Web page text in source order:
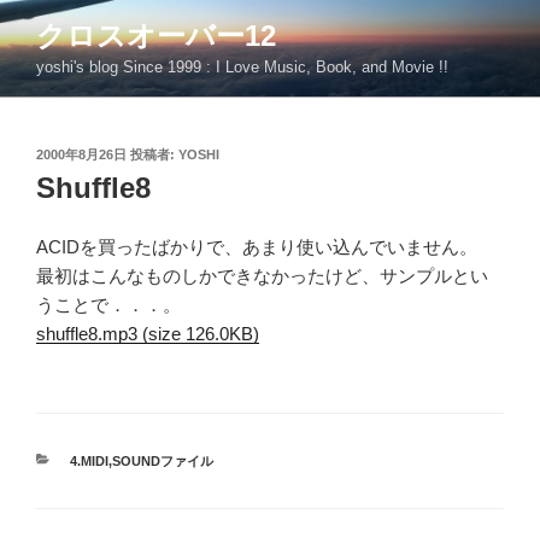
コ
ン
テ
ン
クロスオーバー12
yoshi's blog Since 1999 : I Love Music, Book, and Movie !!
投
稿
日:
2000年8月26日 投稿者: YOSHI
Shuffle8
ACIDを買ったばかりで、あまり使い込んでいません。
最初はこんなものしかできなかったけど、サンプルとい
うことで．．．。
shuffle8.mp3 (size 126.0KB)
カ
4.MIDI,SOUNDファイル